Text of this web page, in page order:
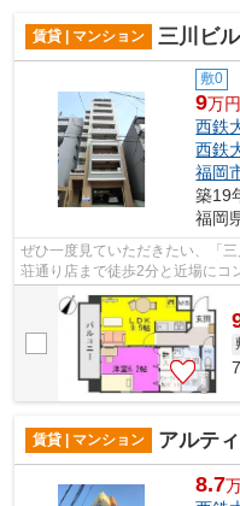
賃貸 | マンション 三川ビル
敷0
9万円
西鉄
西鉄
福岡
築19
福岡
ぜひ一度見ていただきたい、「
荘通り店まで徒歩2分と近場にコ
レベータ・敷地内ごみ置き場など
賃貸 | マンション アルテ
8.7